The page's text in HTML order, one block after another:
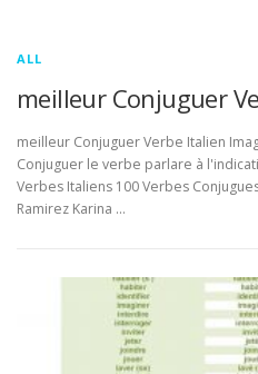
ALL
meilleur Conjuguer
meilleur Conjuguer Verbe Italien
Conjuguer le verbe parlare à
Verbes Italiens 100 Verbes
Ramirez Karina …